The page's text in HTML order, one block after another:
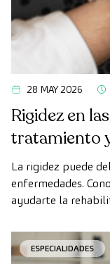
28 MAY 2026
Rigidez en
tratamiento
La rigidez puede
enfermedades.
ayudarte la
ESPECIALIDADES